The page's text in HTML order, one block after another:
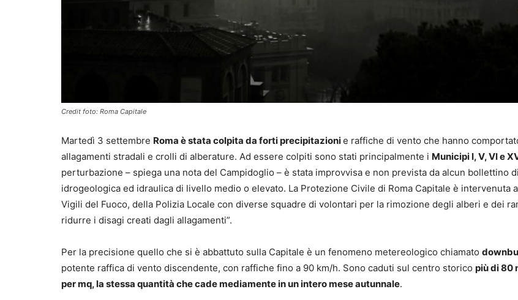
Credit foto: Roma Capitale
Martedì 3 settembre Roma è stata colpita da forti precipitazionie raffiche di vento che hanno
allagamenti stradali e crolli di alberature. Ad essere colpiti sono stati principalmente i Municipi I, V, VI e
perturbazione – spiega una nota del Campidoglio – è stata improvvisa e non prevista da alcun bollettino
idrogeologica ed idraulica di livello medio o elevato. La Protezione Civile di Roma Capitale è intervenuta
Vigili del Fuoco, della Polizia Locale con diverse squadre di volontari per la rimozione degli alberi e dei
ridurre i disagi creati dagli allagamenti”.
Per la precisione quello che si è abbattuto sulla Capitale è un fenomeno metereologico chiamato
potente raffica di vento discendente, con raffiche fino a 90 km/h. Sono caduti sul centro storico più di 80
per mq, la stessa quantità che cade mediamente in un intero mese autunnale.